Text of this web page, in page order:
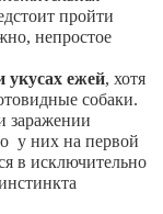
пройти
непростое
укусах ежей, хотя
собаки.
заражении
у них на первой
в исключительно